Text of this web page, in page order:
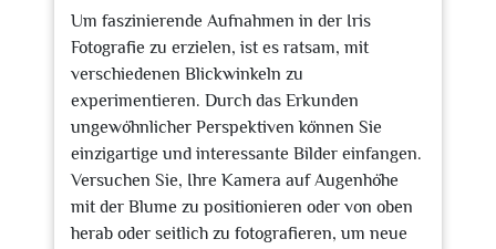
Um faszinierende Aufnahmen in der Iris
Fotografie zu erzielen, ist es ratsam, mit
verschiedenen Blickwinkeln zu
experimentieren. Durch das Erkunden
ungewöhnlicher Perspektiven können Sie
einzigartige und interessante Bilder einfangen.
Versuchen Sie, Ihre Kamera auf Augenhöhe
mit der Blume zu positionieren oder von oben
herab oder seitlich zu fotografieren, um neue